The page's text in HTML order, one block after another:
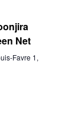
Net
Favre 1,